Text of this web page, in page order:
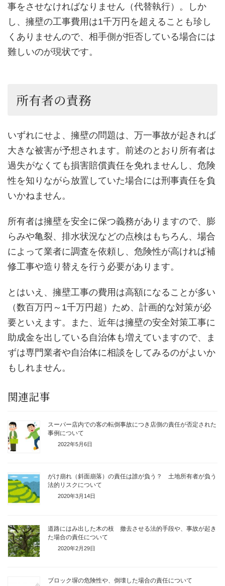
事をさせなければなりません（代替執行）。しか
し、擁壁の工事費用は1千万円を超えることも珍し
くありませんので、相手側が拒否している場合には
難しいのが現状です。
所有者の責務
いずれにせよ、擁壁の問題は、万一事故が起きれば
大きな被害が予想されます。前述のとおり所有者は
過失がなくても損害賠償責任を免れませんし、危険
性を知りながら放置していた場合には刑事責任を負
いかねません。
所有者は擁壁を安全に保つ義務がありますので、膨
らみや亀裂、排水状況などの点検はもちろん、場合
によって業者に調査を依頼し、危険性が高ければ補
修工事や造り替えを行う必要があります。
とはいえ、擁壁工事の費用は高額になることが多い
（数百万円～1千万円超）ため、計画的な対策が必
要といえます。また、近年は擁壁の安全対策工事に
助成金を出している自治体も増えていますので、ま
ずは専門業者や自治体に相談をしてみるのがよいか
もしれません。
関連記事
スーパー店内での客の転倒事故につき店側の責任が否定された
事例について
2022年5月6日
がけ崩れ（斜面崩落）の責任は誰が負う？ 土地所有者が負う
法的リスクについて
2020年3月14日
道路にはみ出した木の枝 撤去させる法的手段や、事故が起き
た場合の責任について
2020年2月29日
ブロック塀の危険性や、倒壊した場合の責任について